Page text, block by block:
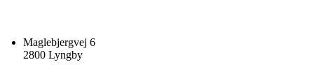
Maglebjergvej 6
2800 Lyngby